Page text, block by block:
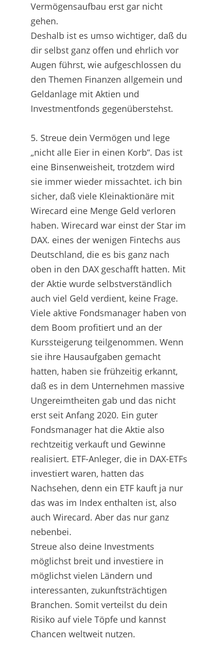
Vermögensaufbau erst gar nicht
gehen.
Deshalb ist es umso wichtiger, daß du
dir selbst ganz offen und ehrlich vor
Augen führst, wie aufgeschlossen du
den Themen Finanzen allgemein und
Geldanlage mit Aktien und
Investmentfonds gegenüberstehst.
5. Streue dein Vermögen und lege
„nicht alle Eier in einen Korb“. Das ist
eine Binsenweisheit, trotzdem wird
sie immer wieder missachtet. ich bin
sicher, daß viele Kleinaktionäre mit
Wirecard eine Menge Geld verloren
haben. Wirecard war einst der Star im
DAX. eines der wenigen Fintechs aus
Deutschland, die es bis ganz nach
oben in den DAX geschafft hatten. Mit
der Aktie wurde selbstverständlich
auch viel Geld verdient, keine Frage.
Viele aktive Fondsmanager haben von
dem Boom profitiert und an der
Kurssteigerung teilgenommen. Wenn
sie ihre Hausaufgaben gemacht
hatten, haben sie frühzeitig erkannt,
daß es in dem Unternehmen massive
Ungereimtheiten gab und das nicht
erst seit Anfang 2020. Ein guter
Fondsmanager hat die Aktie also
rechtzeitig verkauft und Gewinne
realisiert. ETF-Anleger, die in DAX-ETFs
investiert waren, hatten das
Nachsehen, denn ein ETF kauft ja nur
das was im Index enthalten ist, also
auch Wirecard. Aber das nur ganz
nebenbei.
Streue also deine Investments
möglichst breit und investiere in
möglichst vielen Ländern und
interessanten, zukunftsträchtigen
Branchen. Somit verteilst du dein
Risiko auf viele Töpfe und kannst
Chancen weltweit nutzen.